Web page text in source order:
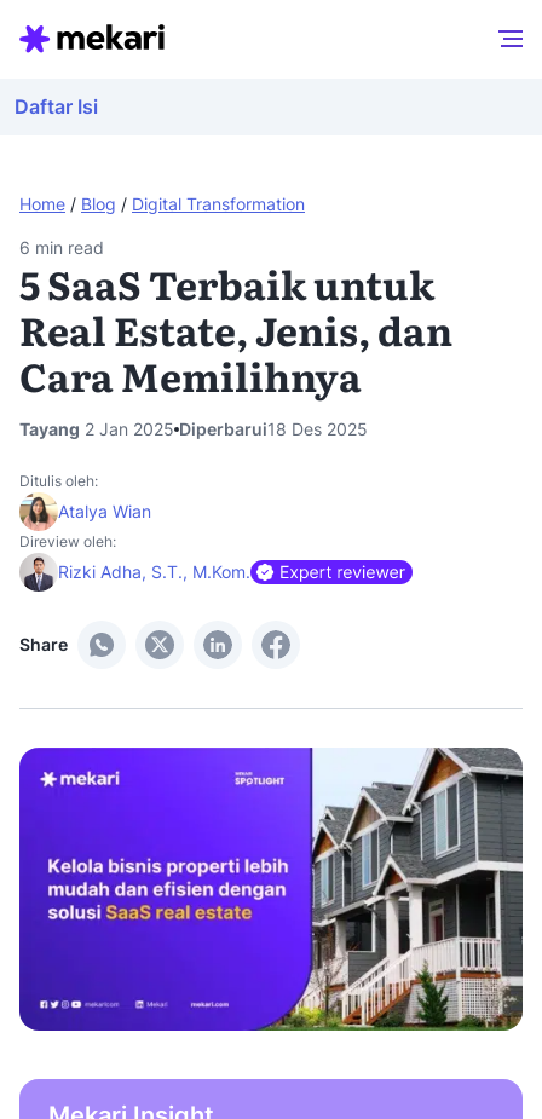
Home / Blog / Digital Transformation
Daftar Isi
6 min read
5 SaaS Terbaik untuk
Real Estate, Jenis, dan
Cara Memilihnya
Tayang 2 Jan 2025 Diperbarui18 Des 2025
Share
Ditulis oleh:
Atalya Wian
Direview oleh:
Rizki Adha, S.T., M.Kom.